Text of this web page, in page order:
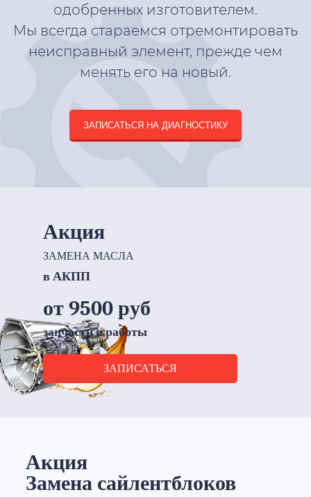
одобренных изготовителем.
Мы всегда стараемся отремонтировать
неисправный элемент, прежде чем
менять его на новый.
ЗАПИСАТЬСЯ НА ДИАГНОСТИКУ
Акция
ЗАМЕНА МАСЛА
в АКПП
от 9500 руб
запчасти и работы
ЗАПИСАТЬСЯ
Акция
Замена сайлентблоков